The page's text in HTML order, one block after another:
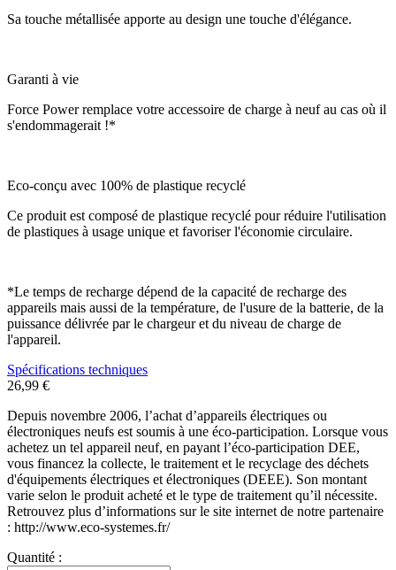
Sa touche métallisée apporte au design une touche d'élégance.
Garanti à vie
Force Power remplace votre accessoire de charge à neuf au cas où il
s'endommagerait !*
Eco-conçu avec 100% de plastique recyclé
Ce produit est composé de plastique recyclé pour réduire l'utilisation
de plastiques à usage unique et favoriser l'économie circulaire.
*Le temps de recharge dépend de la capacité de recharge des
appareils mais aussi de la température, de l'usure de la batterie, de la
puissance délivrée par le chargeur et du niveau de charge de
l'appareil.
Spécifications techniques
26,99 €
Depuis novembre 2006, l’achat d’appareils électriques ou
électroniques neufs est soumis à une éco-participation. Lorsque vous
achetez un tel appareil neuf, en payant l’éco-participation DEE,
vous financez la collecte, le traitement et le recyclage des déchets
d'équipements électriques et électroniques (DEEE). Son montant
varie selon le produit acheté et le type de traitement qu’il nécessite.
Retrouvez plus d’informations sur le site internet de notre partenaire
: http://www.eco-systemes.fr/
Quantité :